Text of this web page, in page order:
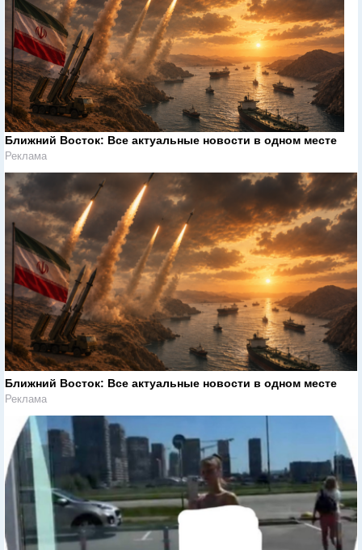
Ближний Восток: Все актуальные новости в одном месте
Реклама
Ближний Восток: Все актуальные новости в одном месте
Реклама